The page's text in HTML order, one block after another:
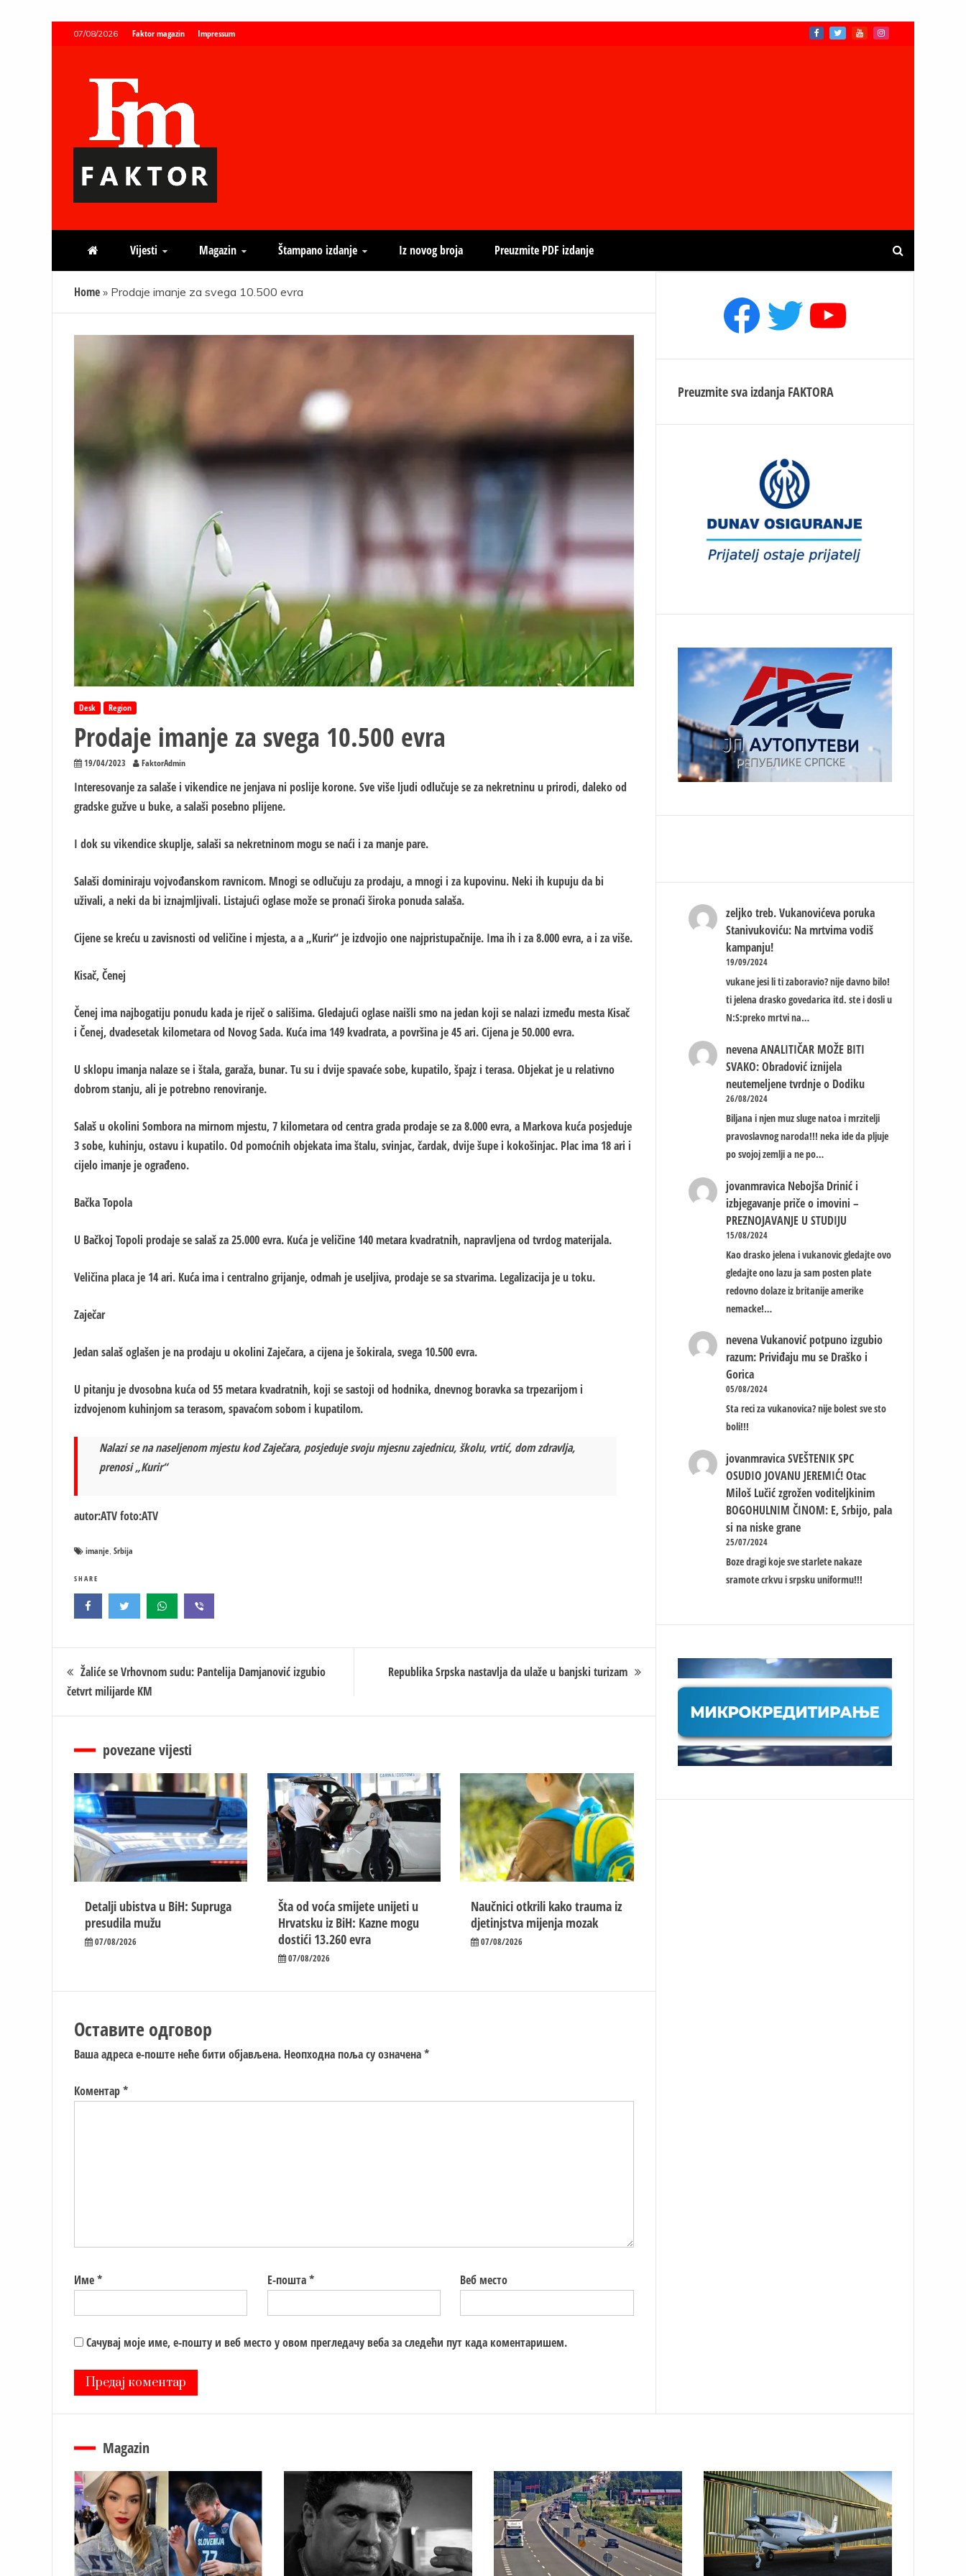
07/08/2026 Faktor magazin Impressum
Faktor magazin
Vijesti Magazin Štampano izdanje Iz novog broja Preuzmite PDF izdanje
Home » Prodaje imanje za svega 10.500 evra
Desk Region
Prodaje imanje za svega 10.500 evra
19/04/2023 FaktorAdmin
Interesovanje za salaše i vikendice ne jenjava ni poslije korone. Sve više ljudi odlučuje se za nekretninu u prirodi, daleko od
gradske gužve u buke, a salaši posebno plijene.
I dok su vikendice skuplje, salaši sa nekretninom mogu se naći i za manje pare.
Salaši dominiraju vojvođanskom ravnicom. Mnogi se odlučuju za prodaju, a mnogi i za kupovinu. Neki ih kupuju da bi
uživali, a neki da bi iznajmljivali. Listajući oglase može se pronaći široka ponuda salaša.
Cijene se kreću u zavisnosti od veličine i mjesta, a a „Kurir“ je izdvojio one najpristupačnije. Ima ih i za 8.000 evra, a i za više.
Kisač, Čenej
Čenej ima najbogatiju ponudu kada je riječ o sališima. Gledajući oglase naišli smo na jedan koji se nalazi između mesta Kisač
i Čenej, dvadesetak kilometara od Novog Sada. Kuća ima 149 kvadrata, a površina je 45 ari. Cijena je 50.000 evra.
U sklopu imanja nalaze se i štala, garaža, bunar. Tu su i dvije spavaće sobe, kupatilo, špajz i terasa. Objekat je u relativno
dobrom stanju, ali je potrebno renoviranje.
Salaš u okolini Sombora na mirnom mjestu, 7 kilometara od centra grada prodaje se za 8.000 evra, a Markova kuća posjeduje
3 sobe, kuhinju, ostavu i kupatilo. Od pomoćnih objekata ima štalu, svinjac, čardak, dvije šupe i kokošinjac. Plac ima 18 ari i
cijelo imanje je ograđeno.
Bačka Topola
U Bačkoj Topoli prodaje se salaš za 25.000 evra. Kuća je veličine 140 metara kvadratnih, napravljena od tvrdog materijala.
Veličina placa je 14 ari. Kuća ima i centralno grijanje, odmah je useljiva, prodaje se sa stvarima. Legalizacija je u toku.
Zaječar
Jedan salaš oglašen je na prodaju u okolini Zaječara, a cijena je šokirala, svega 10.500 evra.
U pitanju je dvosobna kuća od 55 metara kvadratnih, koji se sastoji od hodnika, dnevnog boravka sa trpezarijom i
izdvojenom kuhinjom sa terasom, spavaćom sobom i kupatilom.
Nalazi se na naseljenom mjestu kod Zaječara, posjeduje svoju mjesnu zajednicu, školu, vrtić, dom zdravlja,
prenosi „Kurir“
autor:ATV foto:ATV
imanje Srbija
SHARE
Кретање
чланка
Žaliće se Vrhovnom sudu: Pantelija Damjanović izgubio
četvrt milijarde KM
Republika Srpska nastavlja da ulaže u banjski turizam
povezane vijesti
Detalji ubistva u BiH: Supruga
presudila mužu
07/08/2026
Šta od voća smijete unijeti u
Hrvatsku iz BiH: Kazne mogu
dostići 13.260 evra
07/08/2026
Naučnici otkrili kako trauma iz
d‌jetinjstva mijenja mozak
07/08/2026
Оставите одговор
Ваша адреса е-поште неће бити објављена. Неопходна поља су означена*
Коментар*
Име* Е-пошта* Веб место
Сачувај моје име, е-пошту и веб место у овом прегледачу веба за следећи пут када коментаришем.
Facebook
TwitterYouTube
Preuzmite sva izdanja FAKTORA
zeljko treb. Vukanovićeva poruka
Stanivukoviću: Na mrtvima vodiš
kampanju!
19/09/2024
vukane jesi li ti zaboravio? nije davno bilo!
ti jelena drasko govedarica itd. ste i dosli u
N:S:preko mrtvi na…
nevena ANALITIČAR MOŽE BITI
SVAKO: Obradović iznijela
neutemeljene tvrdnje o Dodiku
26/08/2024
Biljana i njen muz sluge natoa i mrzitelji
pravoslavnog naroda!!! neka ide da pljuje
po svojoj zemlji a ne po…
jovanmravica Nebojša Drinić i
izbjegavanje priče o imovini –
PREZNOJAVANJE U STUDIJU
15/08/2024
Kao drasko jelena i vukanovic gledajte ovo
gledajte ono lazu ja sam posten plate
redovno dolaze iz britanije amerike
nemacke!…
nevena Vukanović potpuno izgubio
razum: Priviđaju mu se Draško i
Gorica
05/08/2024
Sta reci za vukanovica? nije bolest sve sto
boli!!!
jovanmravica SVEŠTENIK SPC
OSUDIO JOVANU JEREMIĆ! Otac
Miloš Lučić zgrožen voditeljkinim
BOGOHULNIM ČINOM: E, Srbijo, pala
si na niske grane
25/07/2024
Boze dragi koje sve starlete nakaze
sramote crkvu i srpsku uniformu!!!
Magazin